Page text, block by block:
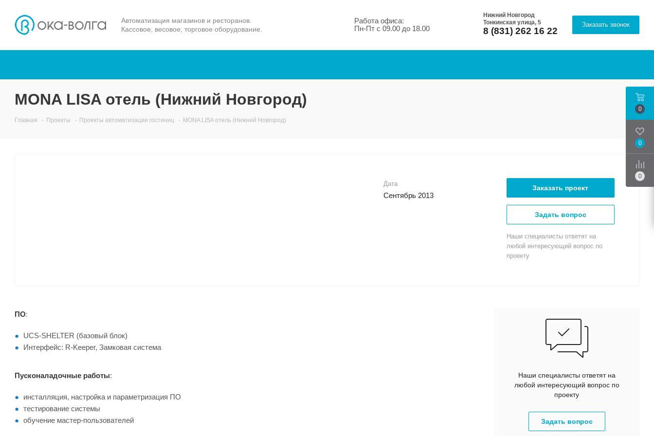
Автоматизация магазинов и ресторанов.
Кассовое, весовое, торговое оборудование.
Работа офиса:
Пн-Пт с 09.00 до 18.00
Нижний Новгород
Тонкинская улица, 5
8 (831) 262 16 22
Заказать звонок
MONA LISA отель (Нижний Новгород)
Главная - Проекты - Проекты автоматизации гостиниц - MONA LISA отель (Нижний Новгород)
Дата
Сентябрь 2013
Заказать проект
Задать вопрос
Наши специалисты ответят на
любой интересующий вопрос по
проекту
ПО:
UCS-SHELTER (базовый блок)
Интерфейс: R-Keeper, Замковая система
Пусконаладочные работы:
инсталляция, настройка и параметризация ПО
тестирование системы
обучение мастер-пользователей
Наши специалисты ответят на
любой интересующий вопрос по
проекту
Задать вопрос
0
0
0